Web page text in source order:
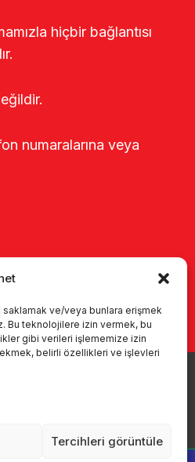
ve/veya bunlara erişmek
Bu teknolojilere izin vermek, bu
gibi verileri işlememize izin
belirli özellikleri ve işlevleri
Tercihleri görüntüle
hiçbir bağlantısı
numaralarına veya